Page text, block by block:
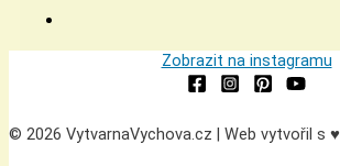
Zobrazit na instagramu
© 2026 VytvarnaVychova.cz | Web vytvořil s ♥